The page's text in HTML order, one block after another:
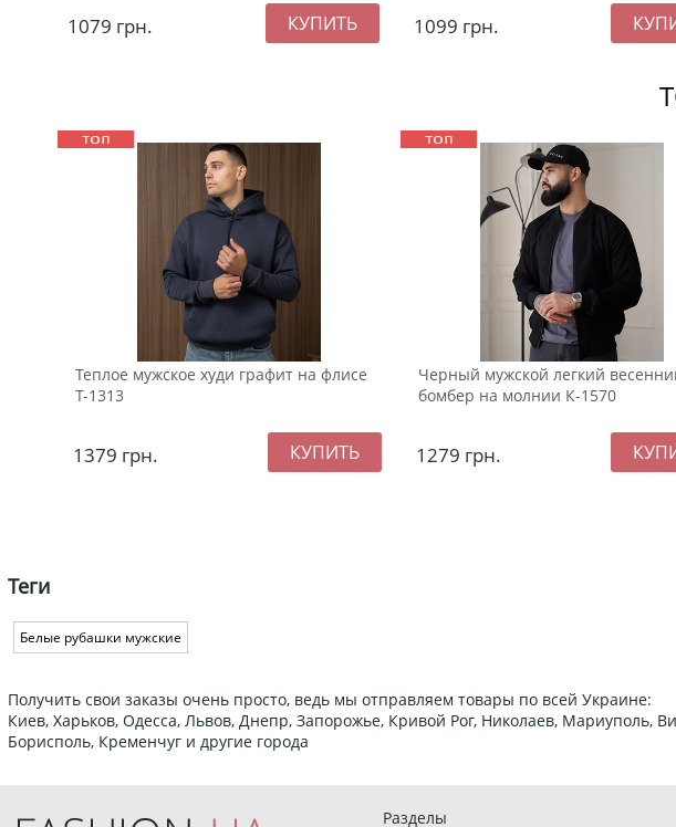
1079 грн. 1099 грн.
Теплое мужское худи графит на флисе
Т-1313
1379 грн.
Черный мужской легкий
бомбер на молнии К-1570
1279 грн.
Теги
Белые рубашки мужские
Получить свои заказы очень просто, ведь мы отправляем товары по всей Украине:
Киев, Харьков, Одесса, Львов, Днепр, Запорожье, Кривой Рог, Николаев,
Борисполь, Кременчуг и другие города
Разделы